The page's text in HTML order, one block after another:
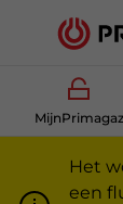
MijnPrimagaz
Het
een